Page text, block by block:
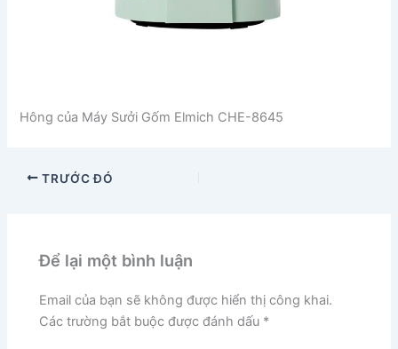
Hông của Máy Sưởi Gốm Elmich CHE-8645
TRƯỚC ĐÓ
Để lại một bình luận
Email của bạn sẽ không được hiển thị công khai.
Các trường bắt buộc được đánh dấu *